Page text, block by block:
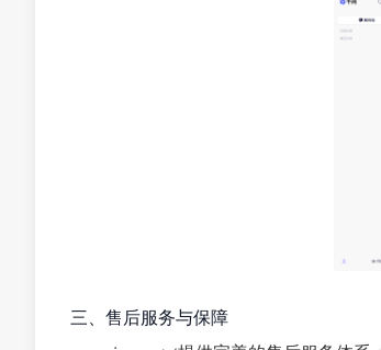
三、售后服务与保障